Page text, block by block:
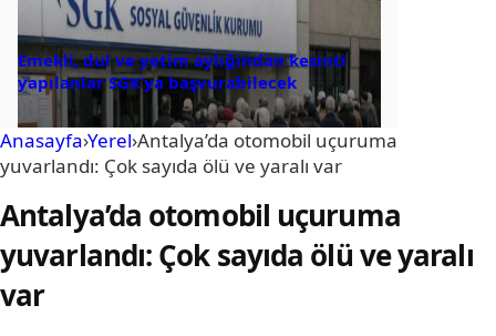
Emekli, dul ve yetim aylığından kesinti
yapılanlar SGK’ya başvurabilecek
Anasayfa›Yerel›Antalya’da otomobil uçuruma
yuvarlandı: Çok sayıda ölü ve yaralı var
Antalya’da otomobil uçuruma
yuvarlandı: Çok sayıda ölü ve yaralı
var